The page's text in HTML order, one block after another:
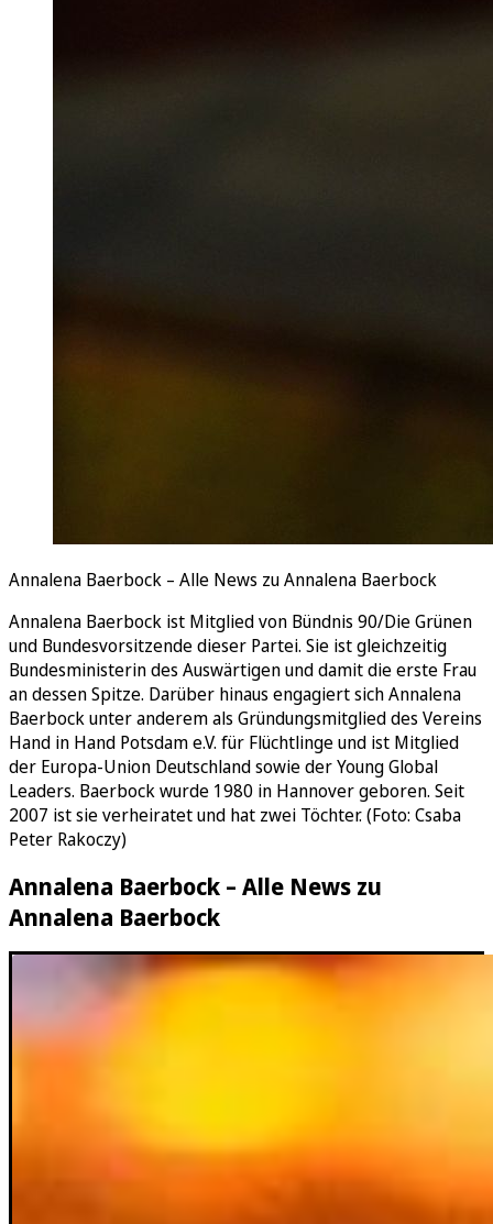
Annalena Baerbock – Alle News zu Annalena Baerbock
Annalena Baerbock ist Mitglied von Bündnis 90/Die Grünen
und Bundesvorsitzende dieser Partei. Sie ist gleichzeitig
Bundesministerin des Auswärtigen und damit die erste Frau
an dessen Spitze. Darüber hinaus engagiert sich Annalena
Baerbock unter anderem als Gründungsmitglied des Vereins
Hand in Hand Potsdam e.V. für Flüchtlinge und ist Mitglied
der Europa-Union Deutschland sowie der Young Global
Leaders. Baerbock wurde 1980 in Hannover geboren. Seit
2007 ist sie verheiratet und hat zwei Töchter. (Foto: Csaba
Peter Rakoczy)
Annalena Baerbock – Alle News zu
Annalena Baerbock